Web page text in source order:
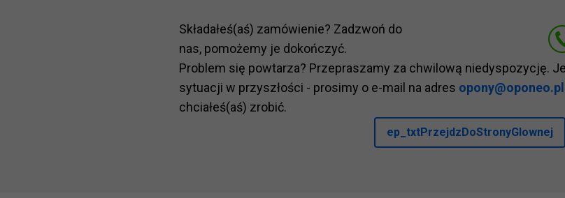
Składałeś(aś) zamówienie? Zadzwoń do
nas, pomożemy je dokończyć.
Problem się powtarza? Przepraszamy za chwilową niedyspozycję.
sytuacji w przyszłości - prosimy o e-mail na adres opony@oponeo.pl
chciałeś(aś) zrobić.
ep_txtPrzejdzDoStronyGlownej